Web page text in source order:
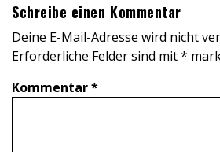
Schreibe einen Kommentar
Deine E-Mail-Adresse wird nicht
Erforderliche Felder sind mit*
Kommentar*